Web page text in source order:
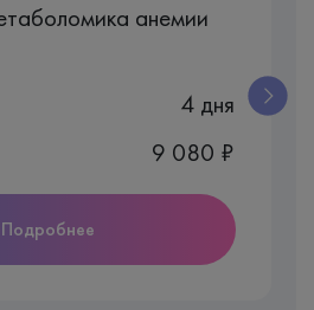
анемии
4 дня
9 080 ₽
Подробнее